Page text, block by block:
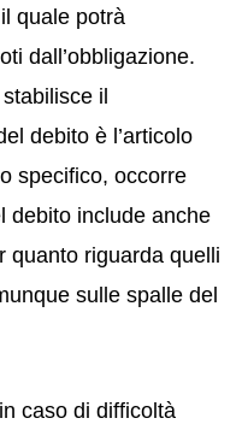
quale potrà
dall’obbligazione.
il
debito è l’articolo
specifico, occorre
debito include anche
quanto riguarda quelli
sulle spalle del
caso di difficoltà